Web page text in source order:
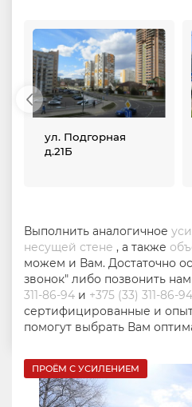
ул. Подгорная
д.21Б
Выполнить аналогичное
несущей стене , а также
можем и Вам. Достаточно
звонок" либо позвонить
311-86-94 и +375 (33) 311-86-94
сертифицированные и
помогут выбрать Вам
ПРОЁМ С УСИЛЕНИЕМ